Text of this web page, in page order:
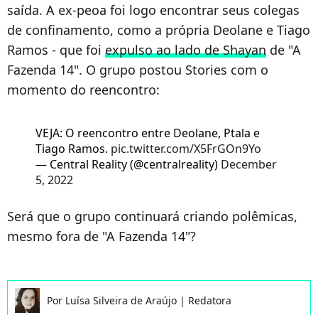
saída. A ex-peoa foi logo encontrar seus colegas
de confinamento, como a própria Deolane e Tiago
Ramos - que foi expulso ao lado de Shayan de "A
Fazenda 14". O grupo postou Stories com o
momento do reencontro:
VEJA: O reencontro entre Deolane, Ptala e
Tiago Ramos. pic.twitter.com/X5FrGOn9Yo
— Central Reality (@centralreality) December
5, 2022
Será que o grupo continuará criando polêmicas,
mesmo fora de "A Fazenda 14"?
Por Luísa Silveira de Araújo | Redatora